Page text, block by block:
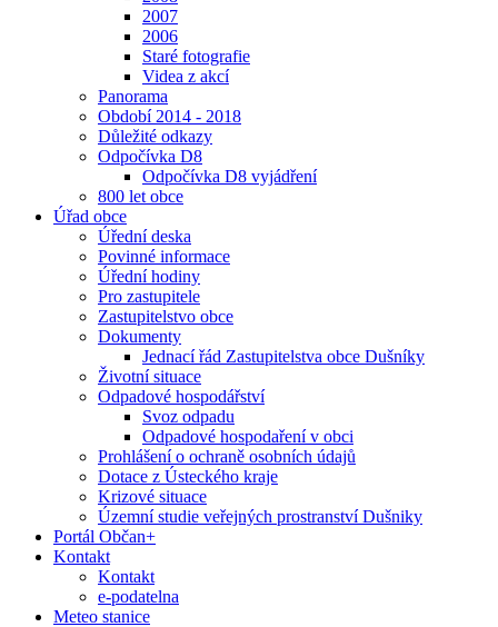
2007
2006
Staré fotografie
Videa z akcí
Panorama
Období 2014 - 2018
Důležité odkazy
Odpočívka D8
Odpočívka D8 vyjádření
800 let obce
Úřad obce
Úřední deska
Povinné informace
Úřední hodiny
Pro zastupitele
Zastupitelstvo obce
Dokumenty
Jednací řád Zastupitelstva obce Dušníky
Životní situace
Odpadové hospodářství
Svoz odpadu
Odpadové hospodaření v obci
Prohlášení o ochraně osobních údajů
Dotace z Ústeckého kraje
Krizové situace
Územní studie veřejných prostranství Dušniky
Portál Občan+
Kontakt
Kontakt
e-podatelna
Meteo stanice